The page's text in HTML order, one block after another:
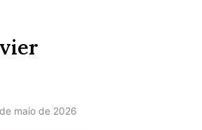
maio de 2026